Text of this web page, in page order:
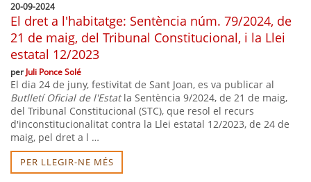
20-09-2024
El dret a l'habitatge: Sentència núm. 79/2024, de
21 de maig, del Tribunal Constitucional, i la Llei
estatal 12/2023
perJuli Ponce Solé
El dia 24 de juny, festivitat de Sant Joan, es va publicar al
Butlletí Oficial de l'Estatla Sentència 9/2024, de 21 de maig,
del Tribunal Constitucional (STC), que resol el recurs
d'inconstitucionalitat contra la Llei estatal 12/2023, de 24 de
maig, pel dret a l …
PER LLEGIR-NE MÉS